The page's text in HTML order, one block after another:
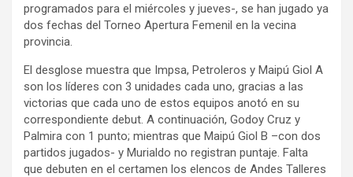
programados para el miércoles y jueves-, se han jugado ya
dos fechas del Torneo Apertura Femenil en la vecina
provincia.
El desglose muestra que Impsa, Petroleros y Maipú Giol A
son los líderes con 3 unidades cada uno, gracias a las
victorias que cada uno de estos equipos anotó en su
correspondiente debut. A continuación, Godoy Cruz y
Palmira con 1 punto; mientras que Maipú Giol B –con dos
partidos jugados- y Murialdo no registran puntaje. Falta
que debuten en el certamen los elencos de Andes Talleres